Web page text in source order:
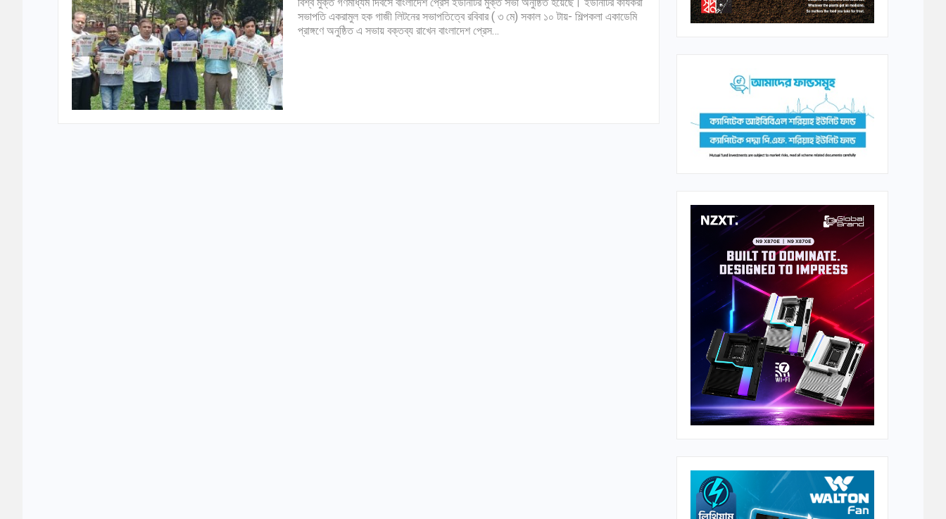
সভাপতি একরামুল হক গাজী লিটনের সভাপতিত্বে রবিবার ( ৩ মে) সকাল ১০ টায়- শিল্পকলা একাডেমি
প্রাঙ্গণে অনুষ্ঠিত এ সভায় বক্তব্য রাখেন বাংলাদেশ প্রেস…